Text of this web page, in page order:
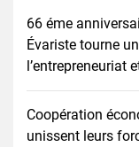
66 éme
Évariste tourne
l’entrepreneuriat
Coopération
unissent leurs